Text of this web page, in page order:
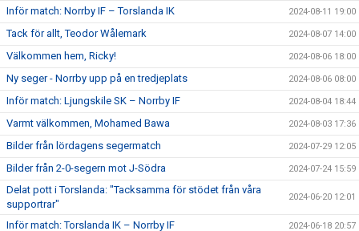
Inför match: Norrby IF – Torslanda IK 2024-08-11 19:00
Tack för allt, Teodor Wålemark 2024-08-07 14:00
Välkommen hem, Ricky! 2024-08-06 18:00
Ny seger - Norrby upp på en tredjeplats 2024-08-06 08:00
Inför match: Ljungskile SK – Norrby IF 2024-08-04 18:44
Varmt välkommen, Mohamed Bawa 2024-08-03 17:36
Bilder från lördagens segermatch 2024-07-29 12:05
Bilder från 2-0-segern mot J-Södra 2024-07-24 15:59
Delat pott i Torslanda: "Tacksamma för stödet från våra
supportrar"
2024-06-20 12:01
Inför match: Torslanda IK – Norrby IF 2024-06-18 20:57